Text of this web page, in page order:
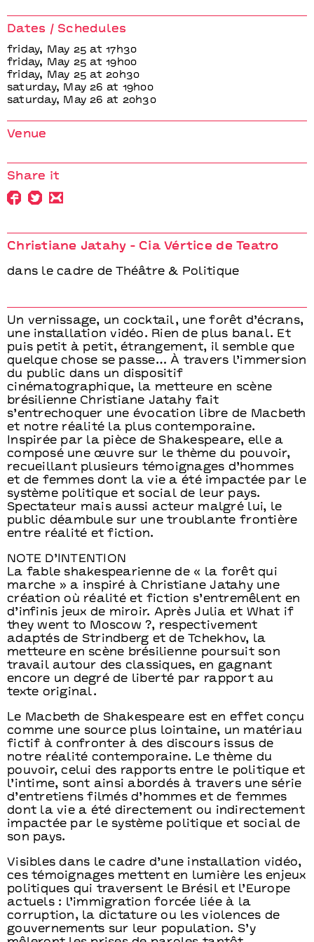
Christiane Jatahy - Cia Vértice de Teatro
dans le cadre de Théâtre & Politique
Un vernissage, un cocktail, une forêt d’écrans,
une installation vidéo. Rien de plus banal. Et
puis petit à petit, étrangement, il semble que
quelque chose se passe… À travers l’immersion
du public dans un dispositif
cinématographique, la metteure en scène
brésilienne Christiane Jatahy fait
s’entrechoquer une évocation libre de Macbeth
et notre réalité la plus contemporaine.
Inspirée par la pièce de Shakespeare, elle a
composé une œuvre sur le thème du pouvoir,
recueillant plusieurs témoignages d’hommes
et de femmes dont la vie a été impactée par le
système politique et social de leur pays.
Spectateur mais aussi acteur malgré lui, le
public déambule sur une troublante frontière
entre réalité et fiction.
NOTE D’INTENTION
La fable shakespearienne de « la forêt qui
marche » a inspiré à Christiane Jatahy une
création où réalité et fiction s’entremêlent en
d’infinis jeux de miroir. Après Julia et What if
they went to Moscow ?, respectivement
adaptés de Strindberg et de Tchekhov, la
metteure en scène brésilienne poursuit son
travail autour des classiques, en gagnant
encore un degré de liberté par rapport au
texte original.
Le Macbeth de Shakespeare est en effet conçu
comme une source plus lointaine, un matériau
fictif à confronter à des discours issus de
notre réalité contemporaine. Le thème du
pouvoir, celui des rapports entre le politique et
l’intime, sont ainsi abordés à travers une série
d’entretiens filmés d’hommes et de femmes
dont la vie a été directement ou indirectement
impactée par le système politique et social de
son pays.
Visibles dans le cadre d’une installation vidéo,
ces témoignages mettent en lumière les enjeux
politiques qui traversent le Brésil et l’Europe
actuels : l’immigration forcée liée à la
corruption, la dictature ou les violences de
gouvernements sur leur population. S’y
Dates / Schedules
friday, May 25 at 17h30
friday, May 25 at 19h00
friday, May 25 at 20h30
saturday, May 26 at 19h00
saturday, May 26 at 20h30
Venue
Share it